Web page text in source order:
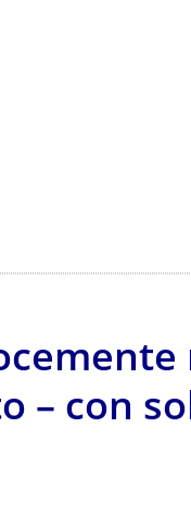
– con